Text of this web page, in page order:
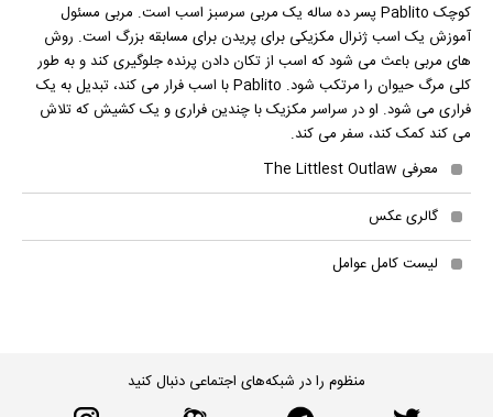
کوچک Pablito پسر ده ساله یک مربی سرسبز اسب است. مربی مسئول
آموزش یک اسب ژنرال مکزیکی برای پریدن برای مسابقه بزرگ است. روش
های مربی باعث می شود که اسب از تکان دادن پرنده جلوگیری کند و به طور
کلی مرگ حیوان را مرتکب شود. Pablito با اسب فرار می کند، تبدیل به یک
فراری می شود. او در سراسر مکزیک با چندین فراری و یک کشیش که تلاش
می کند کمک کند، سفر می کند.
معرفی The Littlest Outlaw
گالری عکس
لیست کامل عوامل
منظوم را در شبکه‌های اجتماعی دنبال کنید